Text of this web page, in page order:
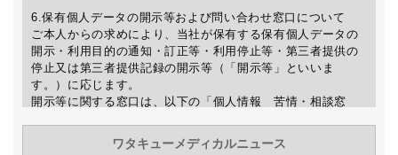
6.保有個人データの開示等および問い合わせ窓口について
ご本人からの求めにより、当社が保有する保有個人データの
開示・利用目的の通知・訂正等・利用停止等・第三者提供の
停止又は第三者提供記録の開示等（「開示等」といいま
す。）に応じます。
開示等に関する窓口は、以下の「個人情報 苦情・相談窓
7.個人情報を入力するにあたっての注意事項